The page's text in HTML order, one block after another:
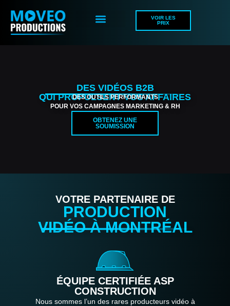
VOIR LES
PRIX
DES VIDÉOS B2B
QUI PROPULSENT VOS AFFAIRES
DES OUTILS PERFORMANTS
POUR VOS CAMPAGNES MARKETING & RH
OBTENEZ UNE
SOUMISSION
VOTRE PARTENAIRE DE
PRODUCTION
VIDÉO À MONTRÉAL
ÉQUIPE CERTIFIÉE ASP
CONSTRUCTION
Nous sommes l’un des rares producteurs vidéo à